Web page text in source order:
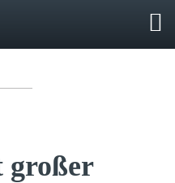
großer